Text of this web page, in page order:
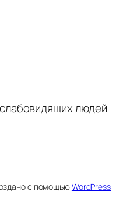
людей
с помощьюWordPress